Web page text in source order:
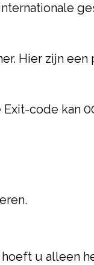
Hier zijn een
code kan
u alleen